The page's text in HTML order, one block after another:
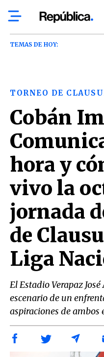
TEMAS DE HOY:
TORNEO DE
Cobán
hora y
vivo la
jornada
de
Liga
El Estadio Verapaz
escenario de un
aspiraciones de ambos